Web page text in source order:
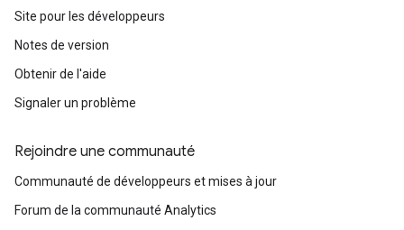
Site pour les développeurs
Notes de version
Obtenir de l'aide
Signaler un problème
Rejoindre une communauté
Communauté de développeurs et mises à jour
Forum de la communauté Analytics